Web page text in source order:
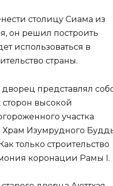
столицу Сиама из
он решил построить
использоваться в
страны.
дворец представлял
высокой
участка
Храм Изумрудного
только строительство
коронации Рамы I.